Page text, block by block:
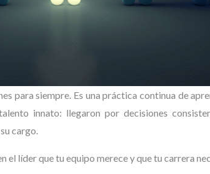
para siempre. Es una práctica continua de
innato: llegaron por decisiones
cargo.
el líder que tu equipo merece y que tu carrera